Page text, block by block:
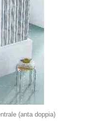
(anta doppia)